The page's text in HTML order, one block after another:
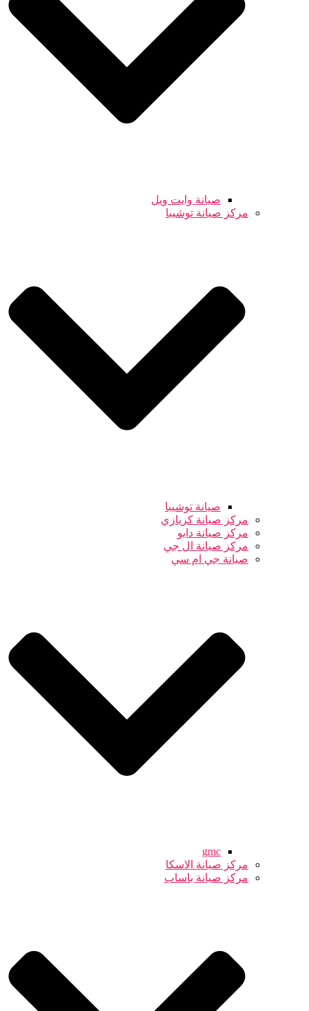
صيانة وايت ويل
مركز صيانة توشيبا
صيانة توشيبا
مركز صيانة كريازي
مركز صيانة دايو
مركز صيانة ال جي
صيانة جي ام سي
gmc
مركز صيانة الاسكا
مركز صيانة باساب